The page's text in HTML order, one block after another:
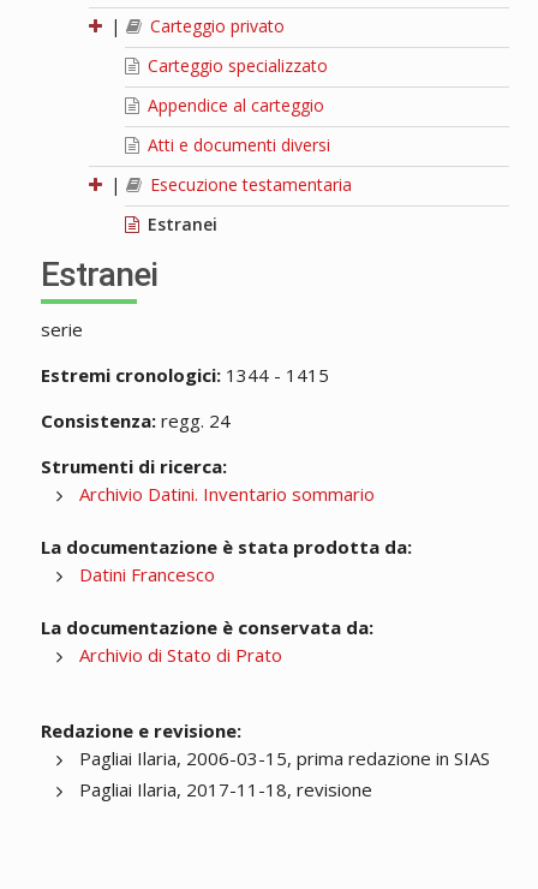
|
Carteggio privato
Carteggio specializzato
Appendice al carteggio
Atti e documenti diversi
|
Esecuzione testamentaria
Estranei
Estranei
serie
Estremi cronologici:1344 - 1415
Consistenza:regg. 24
Strumenti di ricerca:
Archivio Datini. Inventario sommario
La documentazione è stata prodotta da:
Datini Francesco
La documentazione è conservata da:
Archivio di Stato di Prato
Redazione e revisione:
Pagliai Ilaria, 2006-03-15, prima redazione in SIAS
Pagliai Ilaria, 2017-11-18, revisione